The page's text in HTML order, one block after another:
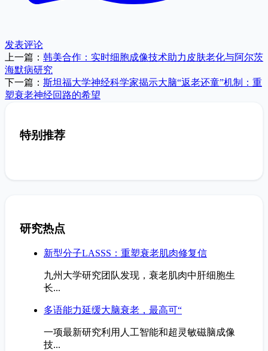
发表评论
上一篇： 韩美合作：实时细胞成像技术助力皮肤老化与阿尔茨
海默病研究
下一篇： 斯坦福大学神经科学家揭示大脑“返老还童”机制：重
塑衰老神经回路的希望
特别推荐
研究热点
新型分子LASSS：重塑衰老肌肉修复信
九州大学研究团队发现，衰老肌肉中肝细胞生
长...
多语能力延缓大脑衰老，最高可“
一项最新研究利用人工智能和超灵敏磁脑成像
技...